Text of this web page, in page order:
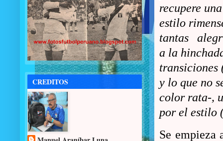
recupere
estilo
tantas
a la
transiciones
y lo que no
color rata-,
por el estilo
Se empieza
CREDITOS